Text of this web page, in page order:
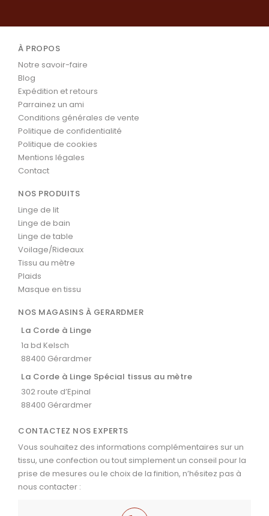
À PROPOS
Notre savoir-faire
Blog
Expédition et retours
Parrainez un ami
Conditions générales de vente
Politique de confidentialité
Politique de cookies
Mentions légales
Contact
NOS PRODUITS
Linge de lit
Linge de bain
Linge de table
Voilage/Rideaux
Tissu au mètre
Plaids
Masque en tissu
NOS MAGASINS À GERARDMER
La Corde à Linge
1a bd Kelsch
88400 Gérardmer
La Corde à Linge Spécial tissus au mètre
302 route d’Epinal
88400 Gérardmer
CONTACTEZ NOS EXPERTS
Vous souhaitez des informations complémentaires sur un
tissu, une confection ou tout simplement un conseil pour la
prise de mesures ou le choix de la finition, n’hésitez pas à
nous contacter :